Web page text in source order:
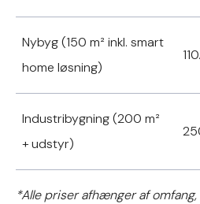
Nybyg (150 m² inkl. smart
home løsning)
Industribygning (200 m²
+ udstyr)
*Alle priser afhænger af